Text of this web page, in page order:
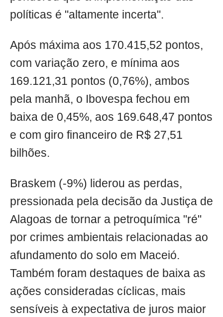
políticas é "altamente incerta".
Após máxima aos 170.415,52 pontos,
com variação zero, e mínima aos
169.121,31 pontos (0,76%), ambos
pela manhã, o Ibovespa fechou em
baixa de 0,45%, aos 169.648,47 pontos
e com giro financeiro de R$ 27,51
bilhões.
Braskem (-9%) liderou as perdas,
pressionada pela decisão da Justiça de
Alagoas de tornar a petroquímica "ré"
por crimes ambientais relacionadas ao
afundamento do solo em Maceió.
Também foram destaques de baixa as
ações consideradas cíclicas, mais
sensíveis à expectativa de juros maior